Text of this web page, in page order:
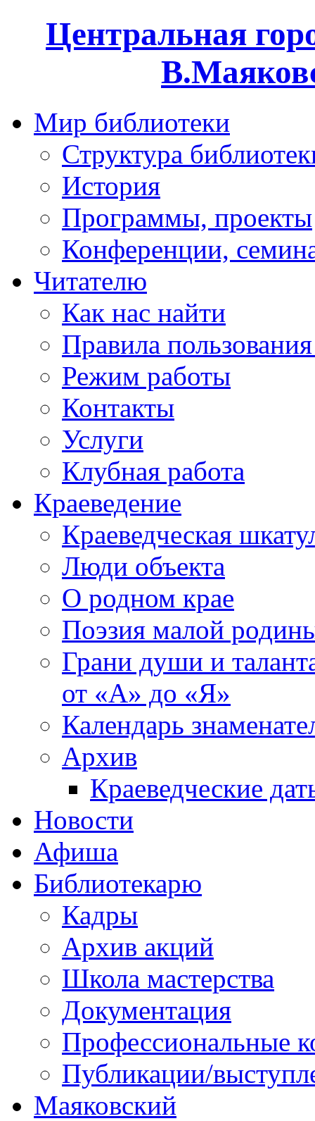
Центральная
Мир библиотеки
Структура
История
Программы, проекты
Конференции,
Читателю
Как нас найти
Правила
Режим работы
Контакты
Услуги
Клубная работа
Краеведение
Краеведческая
Люди объекта
О родном крае
Поэзия малой
Грани души и
от «А» до «Я»
Календарь
Архив
Краеведческие
Новости
Афиша
Библиотекарю
Кадры
Архив акций
Школа мастерства
Документация
Профессиональные
Публикации/
Маяковский